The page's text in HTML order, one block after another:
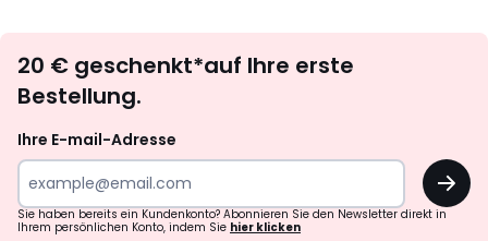
abonnieren
20 € geschenkt*auf Ihre erste
Bestellung.
Ihre E-mail-Adresse
OK
Sie haben bereits ein Kundenkonto? Abonnieren Sie den Newsletter direkt in
Ihrem persönlichen Konto, indem Sie hier klicken